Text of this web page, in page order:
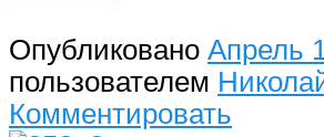
Опубликовано Апрель
пользователем
Комментировать